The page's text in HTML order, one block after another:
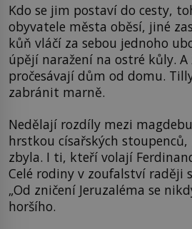
Kdo se jim postaví do cesty,
obyvatele města oběsí, jiné
kůň vláčí za sebou jednoho
úpějí naražení na ostré kůly. A
pročesávají dům od domu.
zabránit marně.
Nedělají rozdíly mezi
hrstkou císařských
zbyla. I ti, kteří volají
Celé rodiny v zoufalství raději
„Od zničení Jeruzaléma se
horšího.